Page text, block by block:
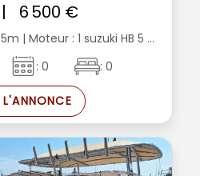
|
6 500 €
| Moteur : 1 suzuki HB 5 ...
: 0 : 0